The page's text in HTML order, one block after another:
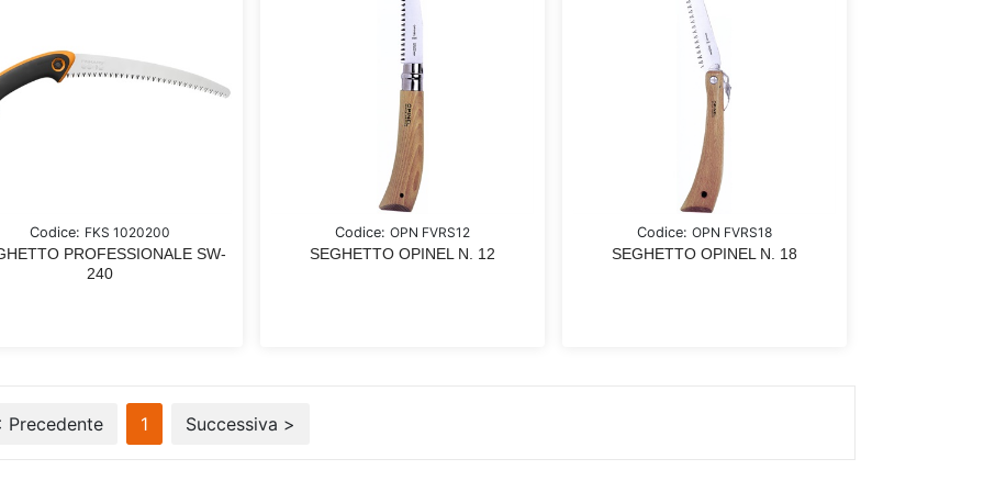
Codice: FKS 1020200
PROFESSIONALE SW-
240
Codice: OPN FVRS12
SEGHETTO OPINEL N. 12
Codice: OPN FVRS18
SEGHETTO OPINEL N. 18
Precedente 1 Successiva >